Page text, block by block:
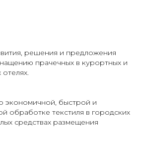
решения и предложения
прачечных в курортных и
экономичной, быстрой и
обработке текстиля в городских
средствах размещения